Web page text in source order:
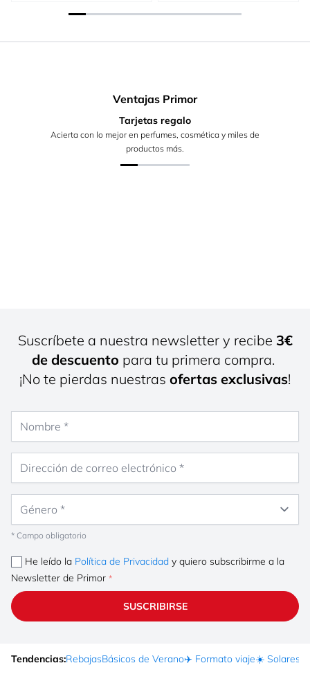
Ventajas Primor
Tarjetas regalo
Acierta con lo mejor en perfumes, cosmética y miles de
productos más.
Suscríbete a nuestra newsletter y recibe 3€
de descuento para tu primera compra.
¡No te pierdas nuestras ofertas exclusivas!
* Campo obligatorio
He leído la Política de Privacidad y quiero subscribirme a la
Newsletter de Primor
SUSCRIBIRSE
Tendencias:RebajasBásicos de Verano✈️ Formato viaje☀️ Solares